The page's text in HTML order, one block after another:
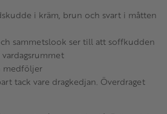
i kräm, brun och svart i måtten
sammetslook ser till att soffkudden
medföljer
tack vare dragkedjan. Överdraget